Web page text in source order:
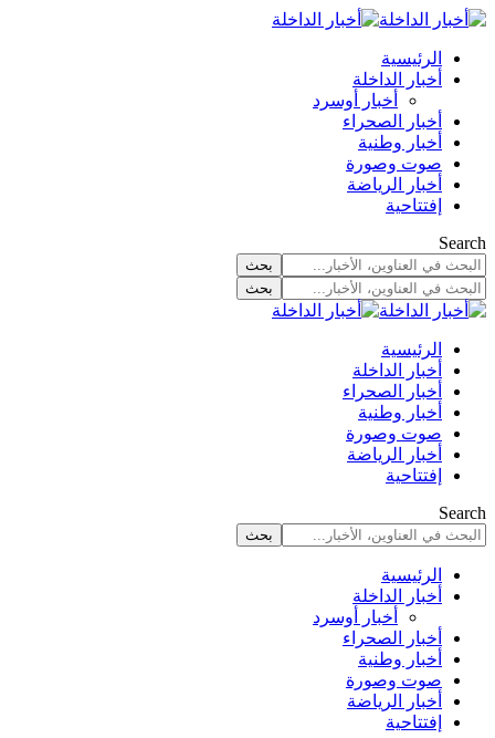
الرئيسية
أخبار الداخلة
أخبار أوسرد
أخبار الصحراء
أخبار وطنية
صوت وصورة
أخبار الرياضة
إفتتاحية
Search
الرئيسية
أخبار الداخلة
أخبار الصحراء
أخبار وطنية
صوت وصورة
أخبار الرياضة
إفتتاحية
Search
الرئيسية
أخبار الداخلة
أخبار أوسرد
أخبار الصحراء
أخبار وطنية
صوت وصورة
أخبار الرياضة
إفتتاحية